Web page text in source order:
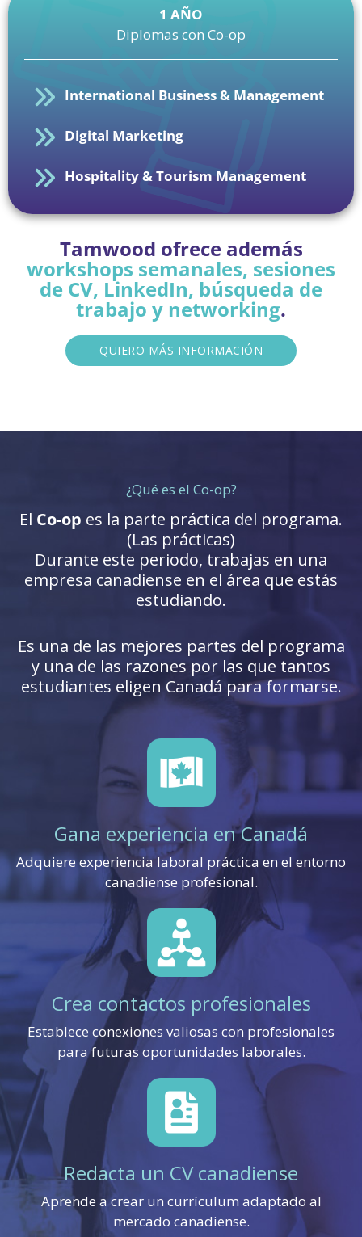
1 AÑO
Diplomas con Co-op
International Business & Management
Digital Marketing
Hospitality & Tourism Management
Tamwood ofrece además
workshops semanales, sesiones
de CV, LinkedIn, búsqueda de
trabajo y networking.
QUIERO MÁS INFORMACIÓN
¿Qué es el Co-op?
El Co-op es la parte práctica del programa.
(Las prácticas)
Durante este periodo, trabajas en una
empresa canadiense en el área que estás
estudiando.
Es una de las mejores partes del programa
y una de las razones por las que tantos
estudiantes eligen Canadá para formarse.
Gana experiencia en Canadá
Adquiere experiencia laboral práctica en el entorno
canadiense profesional.
Crea contactos profesionales
Establece conexiones valiosas con profesionales
para futuras oportunidades laborales.
Redacta un CV canadiense
Aprende a crear un currículum adaptado al
mercado canadiense.